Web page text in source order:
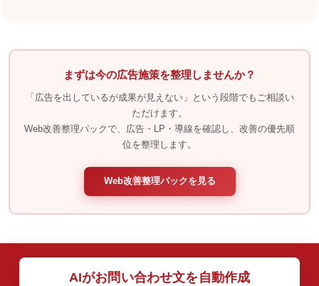
まずは今の広告施策を整理しませんか？
「広告を出しているが成果が見えない」という段階でもご相談い
ただけます。
Web改善整理パックで、広告・LP・導線を確認し、改善の優先順
位を整理します。
Web改善整理パックを見る
AIがお問い合わせ文を自動作成